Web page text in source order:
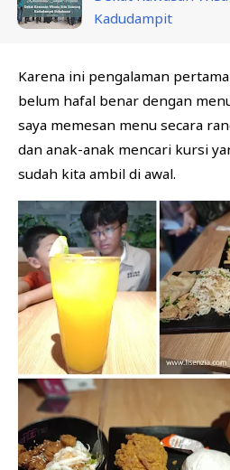
Kadudampit
Karena ini pengalaman
belum hafal benar dengan
saya memesan menu secara
dan anak-anak mencari kursi
sudah kita ambil di awal.